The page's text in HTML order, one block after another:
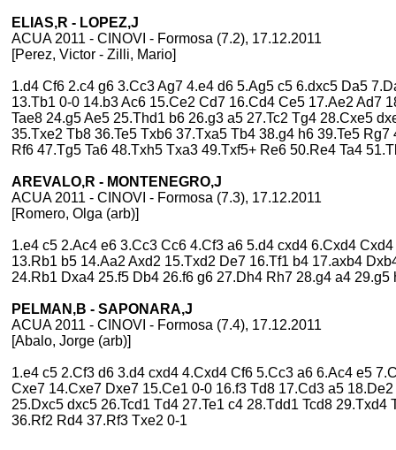
ELIAS,R - LOPEZ,J
ACUA 2011 - CINOVI - Formosa (7.2), 17.12.2011
[Perez, Victor - Zilli, Mario]
1.d4 Cf6 2.c4 g6 3.Cc3 Ag7 4.e4 d6 5.Ag5 c5 6.dxc5 Da5
13.Tb1 0-0 14.b3 Ac6 15.Ce2 Cd7 16.Cd4 Ce5 17.Ae2 Ad7
Tae8 24.g5 Ae5 25.Thd1 b6 26.g3 a5 27.Tc2 Tg4 28.Cxe5
35.Txe2 Tb8 36.Te5 Txb6 37.Txa5 Tb4 38.g4 h6 39.Te5
Rf6 47.Tg5 Ta6 48.Txh5 Txa3 49.Txf5+ Re6 50.Re4 Ta4
AREVALO,R - MONTENEGRO,J
ACUA 2011 - CINOVI - Formosa (7.3), 17.12.2011
[Romero, Olga (arb)]
1.e4 c5 2.Ac4 e6 3.Cc3 Cc6 4.Cf3 a6 5.d4 cxd4 6.Cxd4
13.Rb1 b5 14.Aa2 Axd2 15.Txd2 De7 16.Tf1 b4 17.axb4
24.Rb1 Dxa4 25.f5 Db4 26.f6 g6 27.Dh4 Rh7 28.g4 a4
PELMAN,B - SAPONARA,J
ACUA 2011 - CINOVI - Formosa (7.4), 17.12.2011
[Abalo, Jorge (arb)]
1.e4 c5 2.Cf3 d6 3.d4 cxd4 4.Cxd4 Cf6 5.Cc3 a6 6.Ac4 e5
Cxe7 14.Cxe7 Dxe7 15.Ce1 0-0 16.f3 Td8 17.Cd3 a5
25.Dxc5 dxc5 26.Tcd1 Td4 27.Te1 c4 28.Tdd1 Tcd8
36.Rf2 Rd4 37.Rf3 Txe2 0-1